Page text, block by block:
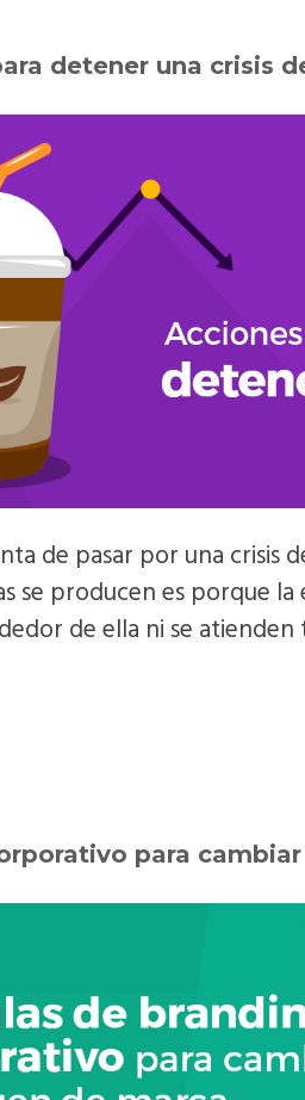
detener una crisis
de pasar por una crisis
se producen es porque
de ella ni se atienden
para